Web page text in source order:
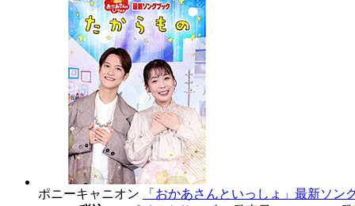
ポニーキャニオン
「おかあさんといっしょ」最新ソン